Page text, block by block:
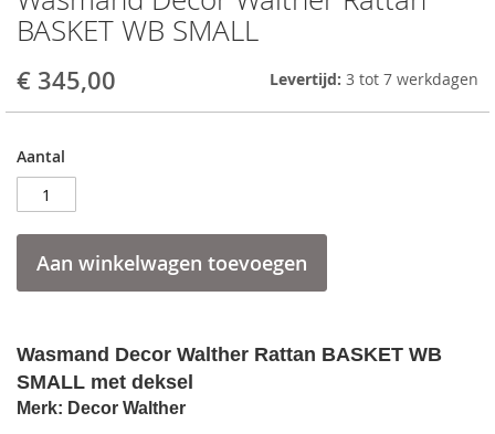
BASKET WB SMALL
€ 345,00 Levertijd: 3 tot 7 werkdagen
Aantal
Aan winkelwagen toevoegen
Wasmand Decor Walther Rattan BASKET WB
SMALL met deksel
Merk: Decor Walther
to
the
of
gallery